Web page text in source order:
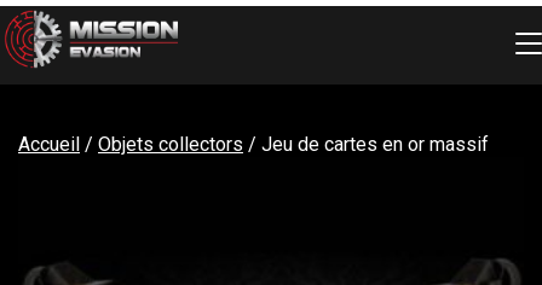
Skip
to
content
Accueil / Objets collectors / Jeu de cartes en or massif